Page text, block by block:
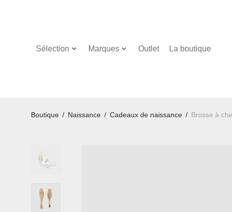
Sélection Marques Outlet La boutique
Boutique / Naissance / Cadeaux de naissance / Brosse à